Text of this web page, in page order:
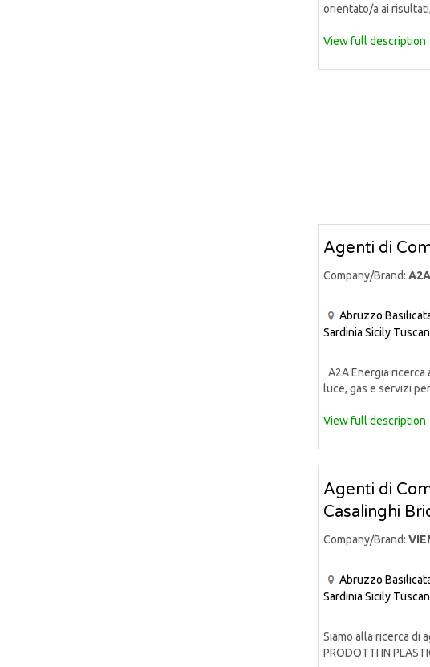
orientato/a ai
View full description
Agenti di
Company/Brand:
Abruzzo
Sardinia Sicily
A2A Energia ricerca
luce, gas e servizi
View full description
Agenti di
Casalinghi
Company/Brand:
Abruzzo
Sardinia Sicily
Siamo alla ricerca di
PRODOTTI IN